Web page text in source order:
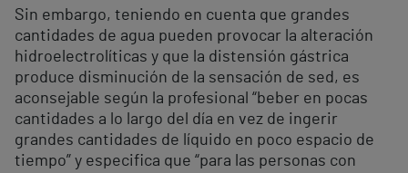
Sin embargo, teniendo en cuenta que grandes
cantidades de agua pueden provocar la alteración
hidroelectrolíticas y que la distensión gástrica
produce disminución de la sensación de sed, es
aconsejable según la profesional “beber en pocas
cantidades a lo largo del día en vez de ingerir
grandes cantidades de líquido en poco espacio de
tiempo” y especifica que “para las personas con